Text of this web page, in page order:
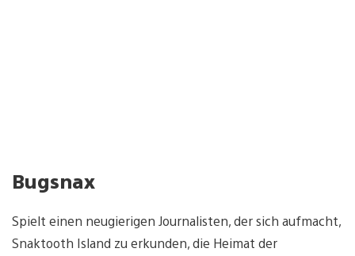
Bugsnax
Spielt einen neugierigen Journalisten, der sich aufmacht,
Snaktooth Island zu erkunden, die Heimat der